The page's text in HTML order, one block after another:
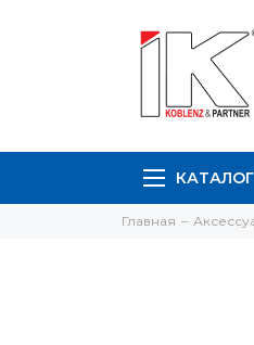
КАТАЛОГ
Главная